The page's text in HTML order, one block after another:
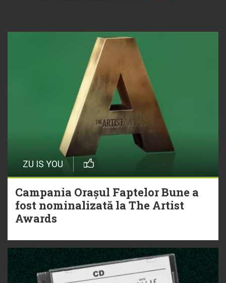
ZU IS YOU
Campania Orașul Faptelor Bune a
fost nominalizată la The Artist
Awards